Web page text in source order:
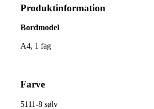
Produktinformation
Bordmodel
A4, 1 fag
Farve
5111-8 sølv